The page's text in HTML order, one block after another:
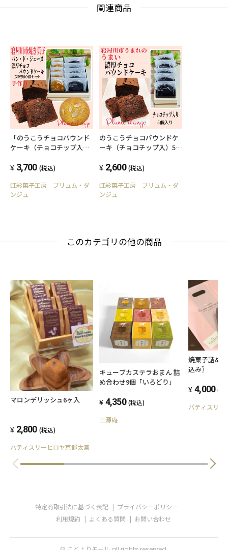
関連商品
「のうこうチョコパウンド
ケーキ（チョコチップ入）
め合わせ 10個入り 【送
除く）
3,700 (税込)
虹彩菓子工房 プリュム・ダ
ンジュ
のうこうチョコパウンドケ
ーキ（チョコチップ入）5個
道、沖縄を除く）
2,600 (税込)
虹彩菓子工房 プリュム・ダ
ンジュ
このカテゴリの他の商品
マロンデリッシュ6ヶ入
2,800 (税込)
パティスリーヒロヤ京都太秦
キューブカステラおまん 詰
め合わせ9個「いろどり」
4,350 (税込)
三源庵
焼菓子詰め
込み〗
4,000 (税
パティスリー
特定商取引法に基づく表記
プライバシーポリシー
利用規約
よくある質問 お問い合わせ